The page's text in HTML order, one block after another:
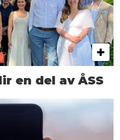
en del av ÅSS